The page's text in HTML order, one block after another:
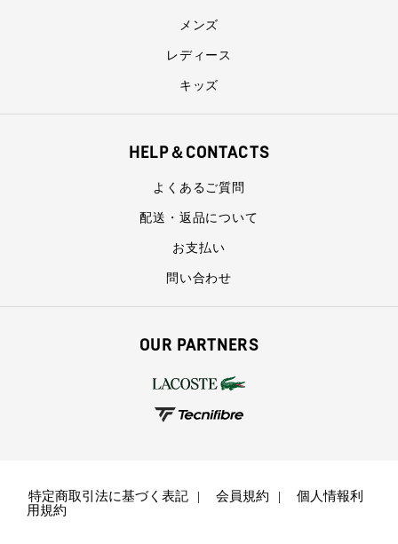
メンズ
レディース
キッズ
HELP＆CONTACTS
よくあるご質問
配送・返品について
お支払い
問い合わせ
OUR PARTNERS
特定商取引法に基づく表記 会員規約
個人情報利
用規約